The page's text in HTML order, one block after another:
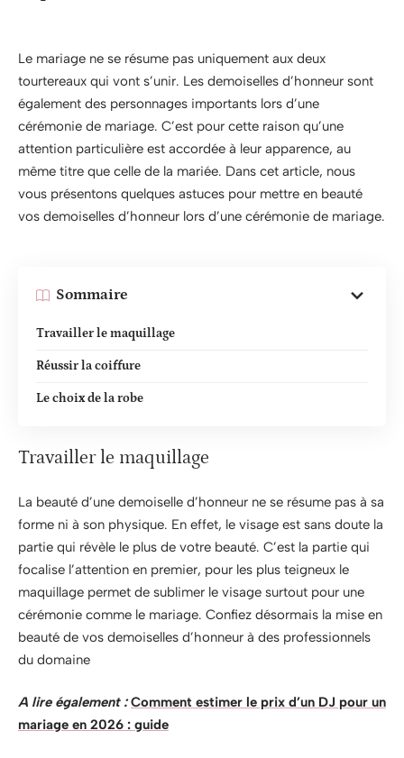
Le mariage ne se résume pas uniquement aux deux
tourtereaux qui vont s’unir. Les demoiselles d’honneur sont
également des personnages importants lors d’une
cérémonie de mariage. C’est pour cette raison qu’une
attention particulière est accordée à leur apparence, au
même titre que celle de la mariée. Dans cet article, nous
vous présentons quelques astuces pour mettre en beauté
vos demoiselles d’honneur lors d’une cérémonie de mariage.
Sommaire
Travailler le maquillage
Réussir la coiffure
Le choix de la robe
Travailler le maquillage
La beauté d’une demoiselle d’honneur ne se résume pas à sa
forme ni à son physique. En effet, le visage est sans doute la
partie qui révèle le plus de votre beauté. C’est la partie qui
focalise l’attention en premier, pour les plus teigneux le
maquillage permet de sublimer le visage surtout pour une
cérémonie comme le mariage. Confiez désormais la mise en
beauté de vos demoiselles d’honneur à des professionnels
du domaine
A lire également : Comment estimer le prix d’un DJ pour un
mariage en 2026 : guide